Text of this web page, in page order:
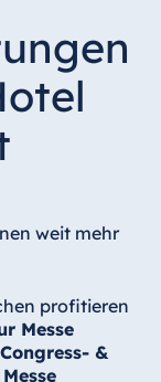
weit mehr
profitieren
Messe
&